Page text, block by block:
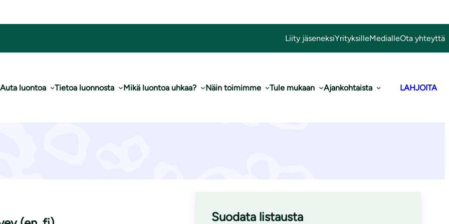
Liity jäseneksiYrityksilleMedialleOta yhteyttä
Auta luontoa Tietoa luonnosta Mikä luontoa uhkaa? Näin toimimme Tule mukaan Ajankohtaista LAHJOITA
Suodata listausta